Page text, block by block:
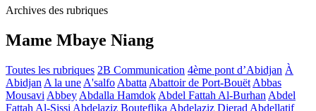
Archives des rubriques
Mame Mbaye Niang
Toutes les rubriques 2B Communication 4ème pont d’Abidjan À
Abidjan A la une A'salfo Abatta Abattoir de Port-Bouët Abbas
Mousavi Abbey Abdalla Hamdok Abdel Fattah Al-Burhan Abdel
Fattah Al-Sissi Abdelaziz Bouteflika Abdelaziz Djerad Abdellatif